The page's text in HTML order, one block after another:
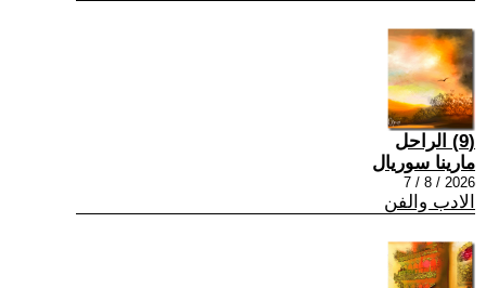
(9) الراحل
مارينا سوريال
2026 / 8 / 7
الادب والفن